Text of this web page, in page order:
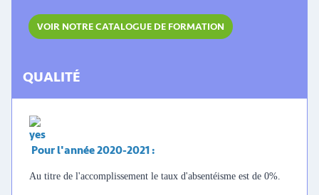
QUALITÉ
Pour l'année 2020-2021 :
Au titre de l'accomplissement le taux d'absentéisme est de 0%.
VOIR NOTRE CATALOGUE DE FORMATION